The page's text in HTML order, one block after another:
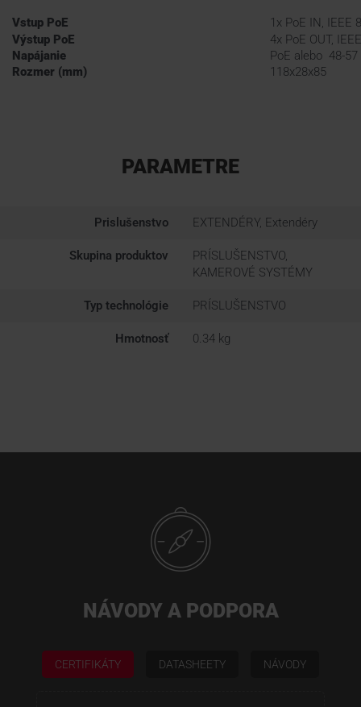
Vstup PoE
1x PoE IN,
Výstup PoE
4x PoE OUT,
Napájanie
PoE alebo 48-57
Rozmer (mm)
118x28x85
PARAMETRE
Prislušenstvo EXTENDÉRY, Extendéry
Skupina produktov
PRÍSLUŠENSTVO,
KAMEROVÉ SYSTÉMY
Typ technológie PRÍSLUŠENSTVO
Hmotnosť 0.34 kg
NÁVODY A PODPORA
CERTIFIKÁTY DATASHEETY NÁVODY